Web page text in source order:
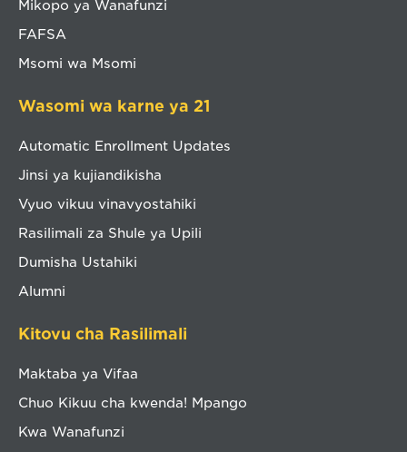
Mikopo ya Wanafunzi
FAFSA
Msomi wa Msomi
Wasomi wa karne ya 21
Automatic Enrollment Updates
Jinsi ya kujiandikisha
Vyuo vikuu vinavyostahiki
Rasilimali za Shule ya Upili
Dumisha Ustahiki
Alumni
Kitovu cha Rasilimali
Maktaba ya Vifaa
Chuo Kikuu cha kwenda! Mpango
Kwa Wanafunzi